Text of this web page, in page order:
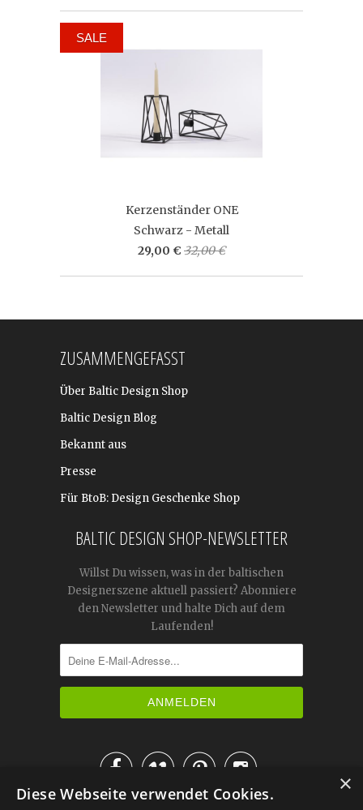
Kerzenständer ONE
Schwarz - Metall
29,00 € 32,00 €
SALE
ZUSAMMENGEFASST
Über Baltic Design Shop
Baltic Design Blog
Bekannt aus
Presse
Für BtoB: Design Geschenke Shop
BALTIC DESIGN SHOP-NEWSLETTER
Willst Du wissen, was in der baltischen
Designerszene aktuell passiert? Abonniere
den Newsletter und halte Dich auf dem
Laufenden!

IM KATALOG BLÄTTERN
×
Diese Webseite verwendet Cookies.